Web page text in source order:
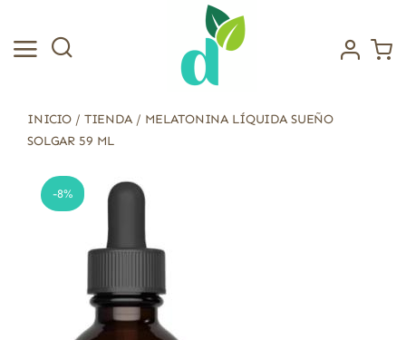
contenido
INICIO / TIENDA/ MELATONINA LÍQUIDA SUEÑO
SOLGAR 59 ML
-8%